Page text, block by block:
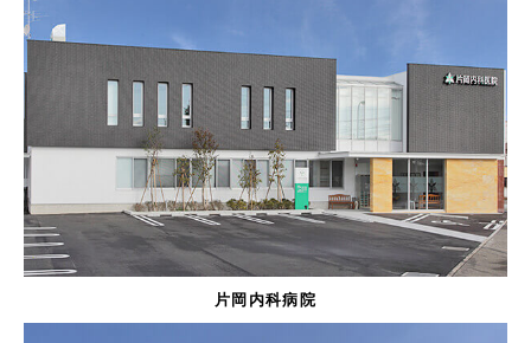
片岡内科病院